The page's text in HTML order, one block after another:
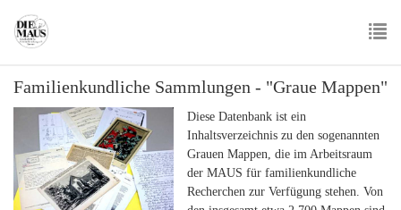
main
Familienkundliche Sammlungen - "Graue Mappen"
Diese Datenbank ist ein
Inhaltsverzeichnis zu den sogenannten
Grauen Mappen, die im Arbeitsraum
der MAUS für familienkundliche
Recherchen zur Verfügung stehen. Von